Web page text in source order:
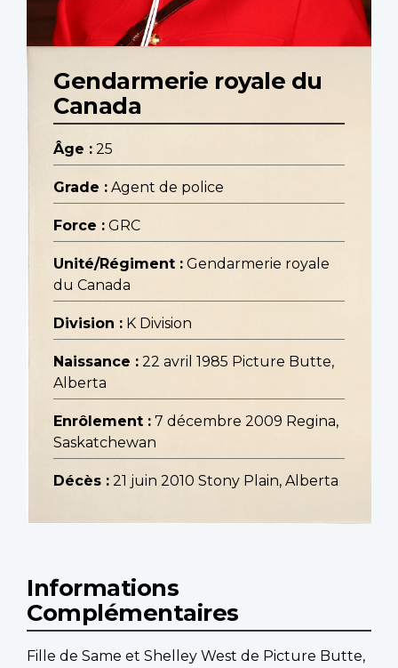
Gendarmerie royale du
Canada
Âge : 25
Grade : Agent de police
Force : GRC
Unité/Régiment : Gendarmerie royale
du Canada
Division : K Division
Naissance : 22 avril 1985 Picture Butte,
Alberta
Enrôlement : 7 décembre 2009 Regina,
Saskatchewan
Décès : 21 juin 2010 Stony Plain, Alberta
Informations
Complémentaires
Fille de Same et Shelley West de Picture Butte,